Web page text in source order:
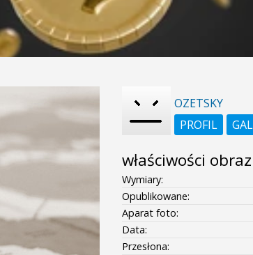
OZETSKY
PROFIL
właściwości
Wymiary:
Opublikowane:
Aparat foto:
Data:
Przesłona: